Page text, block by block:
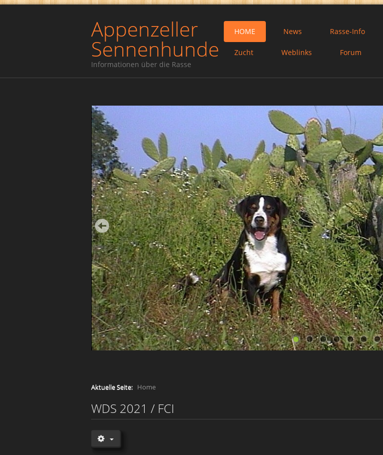
Appenzeller
Sennenhunde
Informationen über die Rasse
HOME News Rasse-Info
Zucht Weblinks Forum
Aktuelle Seite: Home
WDS 2021 / FCI